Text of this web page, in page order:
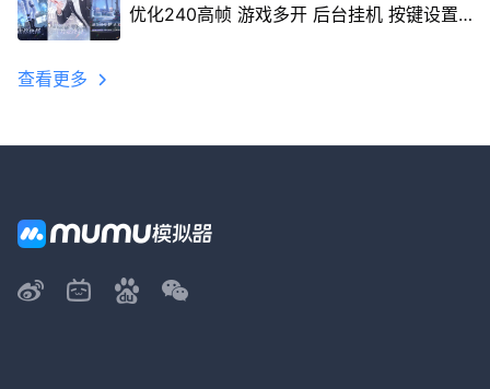
优化240高帧 游戏多开 后台挂机 按键设置
查看更多